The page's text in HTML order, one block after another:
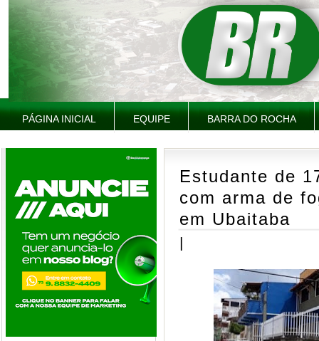
PÁGINA INICIAL EQUIPE BARRA DO ROCHA
Estudante de
com arma de
em Ubaitaba
|